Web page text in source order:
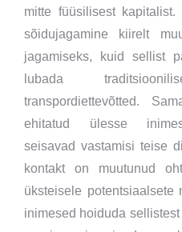
mitte füüsilisest
sõidujagamine kiirelt
jagamiseks, kuid sellist
lubada
transpordiettevõtted.
ehitatud ülesse
seisavad vastamisi teise
kontakt on muutunud
üksteisele potentsiaalsete
inimesed hoiduda